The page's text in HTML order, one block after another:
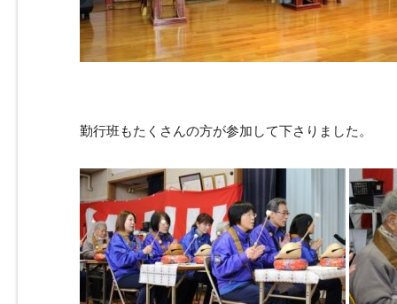
勤行班もたくさんの方が参加して下さりました。